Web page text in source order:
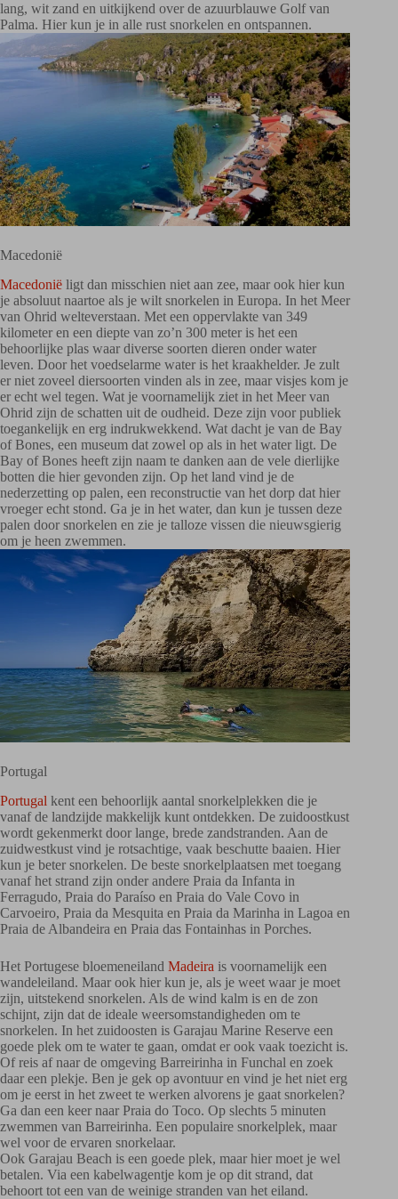
lang, wit zand en uitkijkend over de azuurblauwe Golf van
Palma. Hier kun je in alle rust snorkelen en ontspannen.
Macedonië
Macedonië ligt dan misschien niet aan zee, maar ook hier kun
je absoluut naartoe als je wilt snorkelen in Europa. In het Meer
van Ohrid welteverstaan. Met een oppervlakte van 349
kilometer en een diepte van zo’n 300 meter is het een
behoorlijke plas waar diverse soorten dieren onder water
leven. Door het voedselarme water is het kraakhelder. Je zult
er niet zoveel diersoorten vinden als in zee, maar visjes kom je
er echt wel tegen. Wat je voornamelijk ziet in het Meer van
Ohrid zijn de schatten uit de oudheid. Deze zijn voor publiek
toegankelijk en erg indrukwekkend. Wat dacht je van de Bay
of Bones, een museum dat zowel op als in het water ligt. De
Bay of Bones heeft zijn naam te danken aan de vele dierlijke
botten die hier gevonden zijn. Op het land vind je de
nederzetting op palen, een reconstructie van het dorp dat hier
vroeger echt stond. Ga je in het water, dan kun je tussen deze
palen door snorkelen en zie je talloze vissen die nieuwsgierig
om je heen zwemmen.
Portugal
Portugal kent een behoorlijk aantal snorkelplekken die je
vanaf de landzijde makkelijk kunt ontdekken. De zuidoostkust
wordt gekenmerkt door lange, brede zandstranden. Aan de
zuidwestkust vind je rotsachtige, vaak beschutte baaien. Hier
kun je beter snorkelen. De beste snorkelplaatsen met toegang
vanaf het strand zijn onder andere Praia da Infanta in
Ferragudo, Praia do Paraíso en Praia do Vale Covo in
Carvoeiro, Praia da Mesquita en Praia da Marinha in Lagoa en
Praia de Albandeira en Praia das Fontainhas in Porches.
Het Portugese bloemeneiland Madeira is voornamelijk een
wandeleiland. Maar ook hier kun je, als je weet waar je moet
zijn, uitstekend snorkelen. Als de wind kalm is en de zon
schijnt, zijn dat de ideale weersomstandigheden om te
snorkelen. In het zuidoosten is Garajau Marine Reserve een
goede plek om te water te gaan, omdat er ook vaak toezicht is.
Of reis af naar de omgeving Barreirinha in Funchal en zoek
daar een plekje. Ben je gek op avontuur en vind je het niet erg
om je eerst in het zweet te werken alvorens je gaat snorkelen?
Ga dan een keer naar Praia do Toco. Op slechts 5 minuten
zwemmen van Barreirinha. Een populaire snorkelplek, maar
wel voor de ervaren snorkelaar.
Ook Garajau Beach is een goede plek, maar hier moet je wel
betalen. Via een kabelwagentje kom je op dit strand, dat
behoort tot een van de weinige stranden van het eiland.